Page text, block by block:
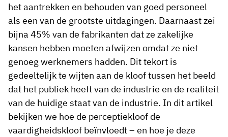
het aantrekken en behouden van goed personeel
als een van de grootste uitdagingen. Daarnaast zei
bijna 45% van de fabrikanten dat ze zakelijke
kansen hebben moeten afwijzen omdat ze niet
genoeg werknemers hadden. Dit tekort is
gedeeltelijk te wijten aan de kloof tussen het beeld
dat het publiek heeft van de industrie en de realiteit
van de huidige staat van de industrie. In dit artikel
bekijken we hoe de perceptiekloof de
vaardigheidskloof beïnvloedt – en hoe je deze